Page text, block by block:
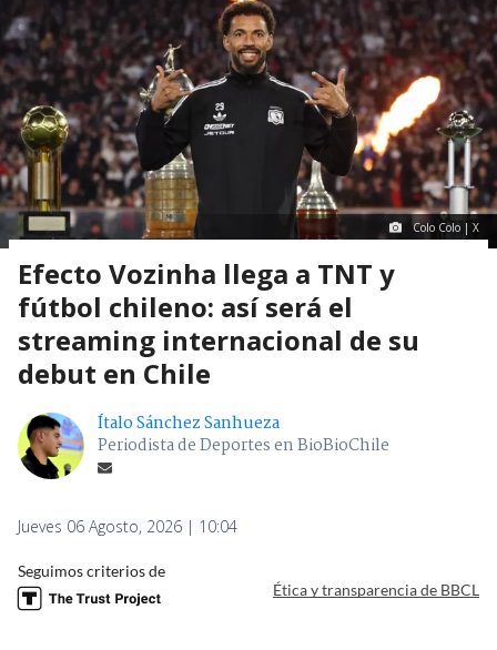
Colo Colo | X
Efecto Vozinha llega a TNT y
fútbol chileno: así será el
streaming internacional de su
debut en Chile
Ítalo Sánchez Sanhueza
Periodista de Deportes en BioBioChile
Jueves 06 Agosto, 2026 | 10:04
Seguimos criterios de
Ética y transparencia de BBCL